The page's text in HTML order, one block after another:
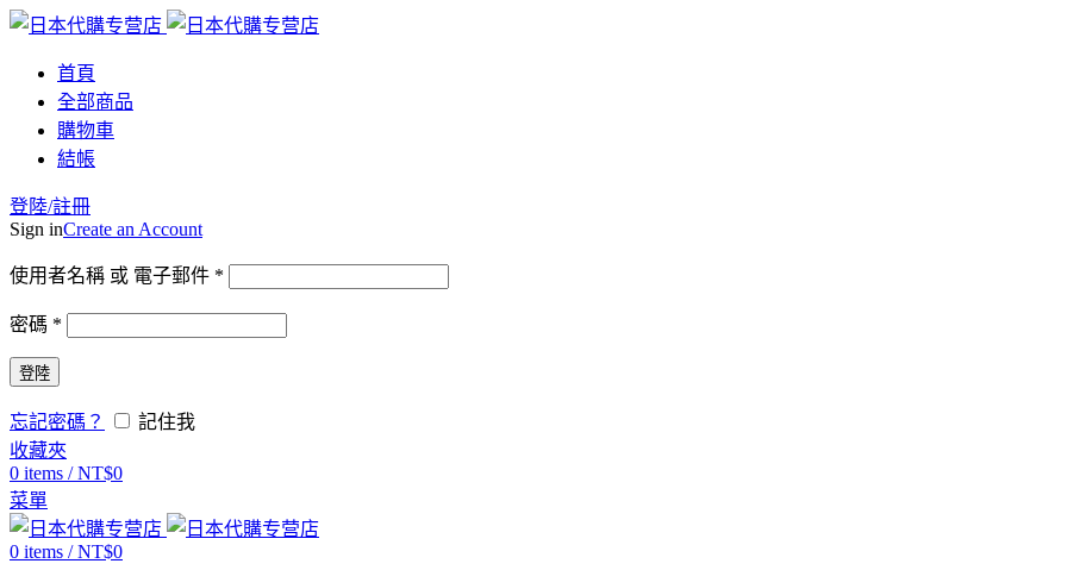
首頁
全部商品
購物車
結帳
登陸/註冊
Sign inCreate an Account
使用者名稱 或 電子郵件 *
密碼 *
登陸
忘記密碼？
記住我
收藏夾
0 items / NT$0
菜單
0 items / NT$0